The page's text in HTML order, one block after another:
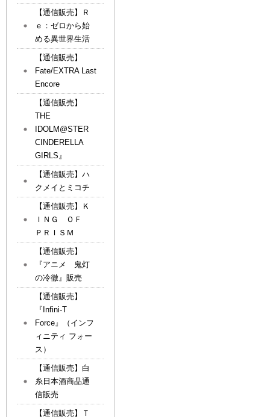
【通信販売】Ｒ
ｅ：ゼロから始
める異世界生活
【通信販売】
Fate/EXTRA Last
Encore
【通信販売】
THE
IDOLM@STER
CINDERELLA
GIRLS』
【通信販売】ハ
クメイとミコチ
【通信販売】Ｋ
ＩＮＧ ＯＦ
ＰＲＩＳＭ
【通信販売】
『アニメ 鬼灯
の冷徹』販売
【通信販売】
『Infini-T
Force』（インフ
ィニティ フォー
ス）
【通信販売】白
糸日本酒商品通
信販売
【通信販売】Ｔ